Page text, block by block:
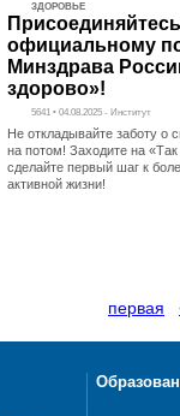
ЗДОРОВЬЕ
официальному
Минздрава
здорово»!
5641 • 04.08.2025 - Институт
Не откладывайте заботу о
на потом! Заходите на «Так
сделайте первый шаг к
активной жизни!
первая